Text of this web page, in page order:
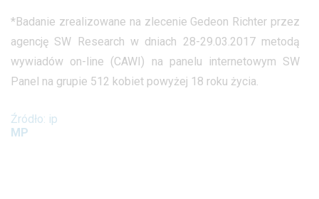
*Badanie zrealizowane na zlecenie Gedeon Richter przez
agencję SW Research w dniach 28-29.03.2017 metodą
wywiadów on-line (CAWI) na panelu internetowym SW
Panel na grupie 512 kobiet powyżej 18 roku życia.
Źródło: ip
MP